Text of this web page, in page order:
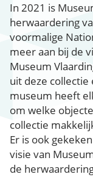
In 2021 is
herwaardering
voormalige
meer aan bij de
Museum
uit deze
museum heeft
om welke
collectie
Er is ook
visie van
de